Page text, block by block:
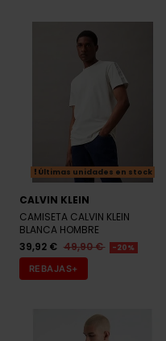
Últimas unidades en stock
CALVIN KLEIN
CAMISETA CALVIN KLEIN
BLANCA HOMBRE
39,92 € 49,90 € -20%
REBAJAS+